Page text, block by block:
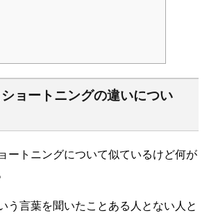
ョートニングの違いについ
ートニングについて似ているけど何が
う言葉を聞いたことある人とない人と